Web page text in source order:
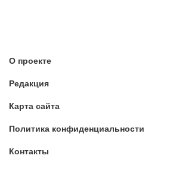
О проекте
Редакция
Карта сайта
Политика конфиденциальности
Контакты